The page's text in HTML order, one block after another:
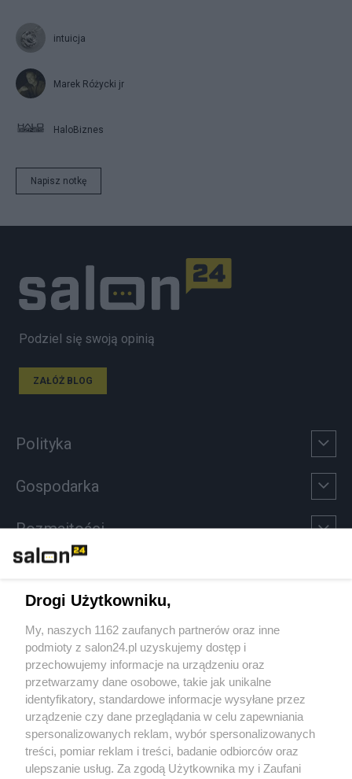
intuicja
Marek Różycki jr
HaloBiznes
Napisz notkę
Podziel się swoją opinią
ZAŁÓŻ BLOG
Polityka
Gospodarka
Rozmaitości
Sport
Społeczeństwo
Kultura
X Facebook Instagram Youtube
Drogi Użytkowniku,
My, naszych 1162 zaufanych partnerów oraz inne
podmioty z salon24.pl uzyskujemy dostęp i
przechowujemy informacje na urządzeniu oraz
przetwarzamy dane osobowe, takie jak unikalne
identyfikatory, standardowe informacje wysyłane przez
urządzenie czy dane przeglądania w celu zapewniania
spersonalizowanych reklam, wybór spersonalizowanych
treści, pomiar reklam i treści, badanie odbiorców oraz
ulepszanie usług. Za zgodą Użytkownika my i Zaufani